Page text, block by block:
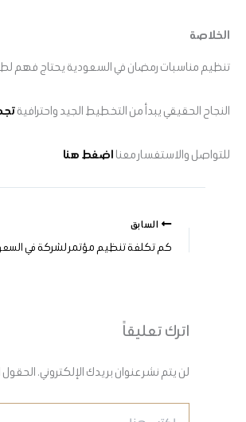
الخلاصة
تنظيم مناسبات رمضان في السعودية يحتاج فهم
النجاح الحقيقي يبدأ من التخطيط الجيد واحترافية
للتواصل والاستفسار معنا اضغط هنا
السابق
كم تكلفة تنظيم مؤتمر لشركة في
اترك تعليقاً
لن يتم نشر عنوان بريدك الإلكتروني. الحقول